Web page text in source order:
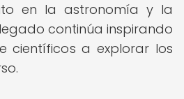
en la astronomía y la
continúa inspirando
científicos a explorar los